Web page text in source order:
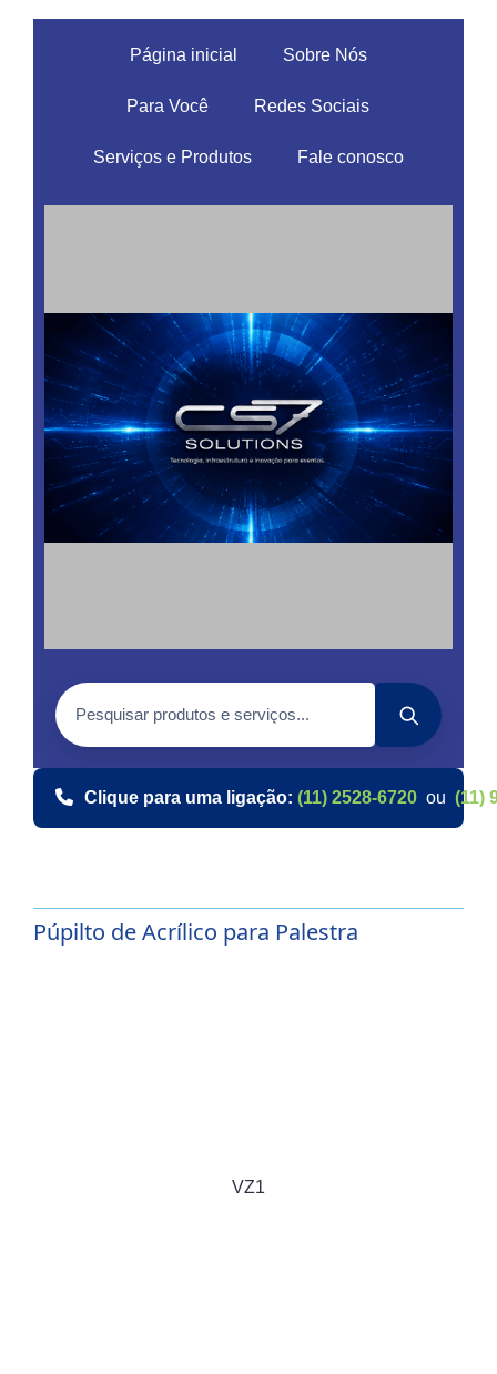
Página inicial Sobre Nós
Para Você Redes Sociais
Serviços e Produtos Fale conosco
Clique para uma ligação: (11) 2528-6720 ou (11)
Púpilto de Acrílico para Palestra
VZ1